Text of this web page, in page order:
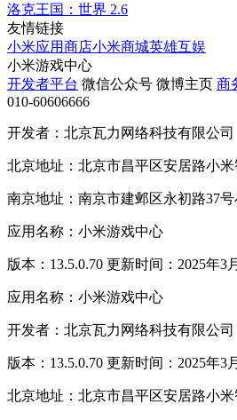
洛克王国：世界 2.6
友情链接
小米应用商店小米商城英雄互娱
小米游戏中心
开发者平台 微信公众号 微博主页 商
010-60606666
开发者：北京瓦力网络科技有限公司
北京地址：北京市昌平区安居路小米
南京地址：南京市建邺区永初路37
应用名称：小米游戏中心
版本：13.5.0.70 更新时间：2025年3
应用名称：小米游戏中心
开发者：北京瓦力网络科技有限公司
版本：13.5.0.70 更新时间：2025年3
北京地址：北京市昌平区安居路小米